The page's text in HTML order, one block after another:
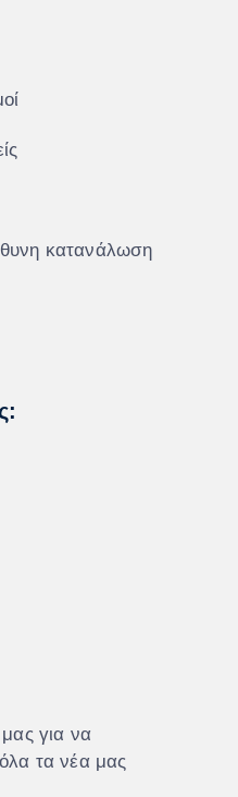
κατανάλωση
για να
τα νέα μας